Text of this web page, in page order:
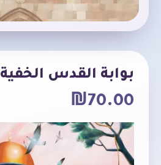
بوابة القدس الخفية
₪70.00